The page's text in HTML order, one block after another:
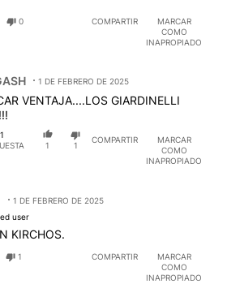
0 COMPARTIR
MARCAR
COMO
INAPROPIADO
DE LAGASH.
1 DE FEBRERO DE 2025
VENTAJA....LOS GIARDINELLI
1
1 1
COMPARTIR
MARCAR
COMO
INAPROPIADO
1 DE FEBRERO DE 2025
user
KIRCHOS.
1 COMPARTIR
MARCAR
COMO
INAPROPIADO